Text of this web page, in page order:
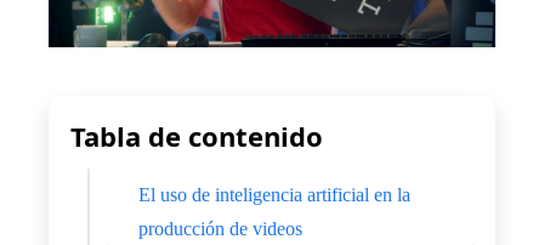
Tabla de contenido
El uso de inteligencia artificial en la
producción de videos